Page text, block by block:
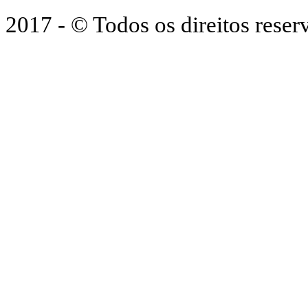
2017 - © Todos os direitos